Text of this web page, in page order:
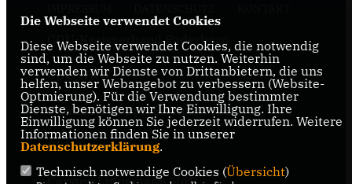
CDU-Kreisverband Paderborn
CDU-NRW
Bernhard Hoppe-Biermeyer MdL
CDU Deutschlands
Carsten Linnemann MdB
Die Webseite verwendet Cookies
Diese Webseite verwendet Cookies, die notwendig
sind, um die Webseite zu nutzen. Weiterhin
verwenden wir Dienste von Drittanbietern, die uns
helfen, unser Webangebot zu verbessern (Website-
Optmierung). Für die Verwendung bestimmter
Dienste, benötigen wir Ihre Einwilligung. Ihre
Einwilligung können Sie jederzeit widerrufen. Weitere
Informationen finden Sie in unserer
Datenschutzerklärung.
Technisch notwendige Cookies (Übersicht)